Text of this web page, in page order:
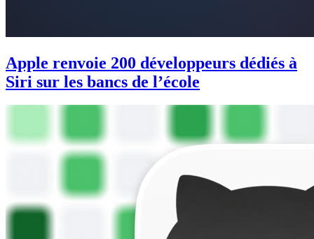
Apple renvoie 200 développeurs dédiés à
Siri sur les bancs de l’école